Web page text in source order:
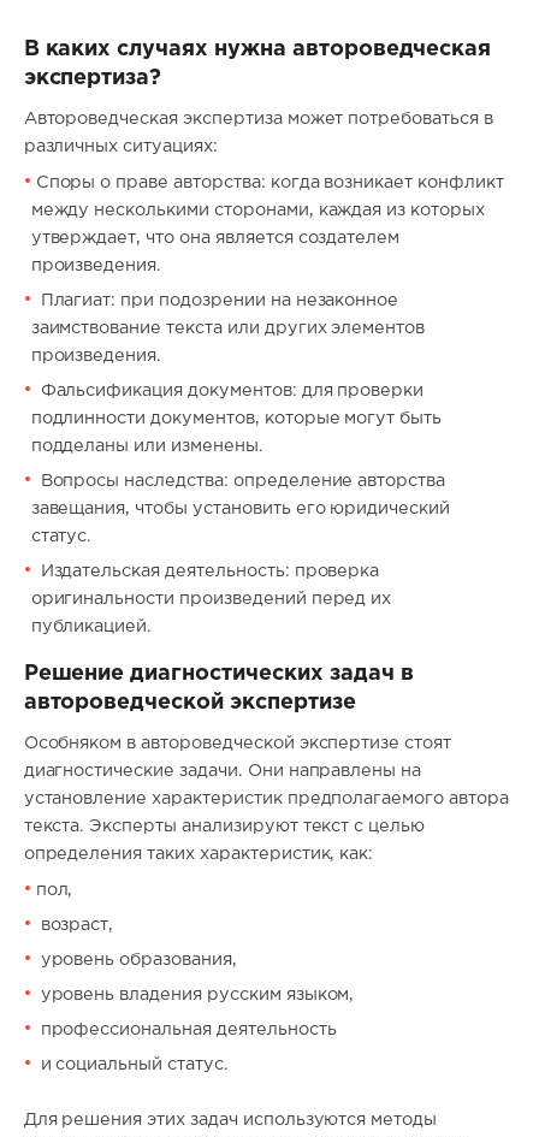
В каких случаях нужна автороведческая
экспертиза?
Автороведческая экспертиза может потребоваться в
различных ситуациях:
Споры о праве авторства: когда возникает конфликт
между несколькими сторонами, каждая из которых
утверждает, что она является создателем
произведения.
Плагиат: при подозрении на незаконное
заимствование текста или других элементов
произведения.
Фальсификация документов: для проверки
подлинности документов, которые могут быть
подделаны или изменены.
Вопросы наследства: определение авторства
завещания, чтобы установить его юридический
статус.
Издательская деятельность: проверка
оригинальности произведений перед их
публикацией.
Решение диагностических задач в
автороведческой экспертизе
Особняком в автороведческой экспертизе стоят
диагностические задачи. Они направлены на
установление характеристик предполагаемого автора
текста. Эксперты анализируют текст с целью
определения таких характеристик, как:
пол,
возраст,
уровень образования,
уровень владения русским языком,
профессиональная деятельность
и социальный статус.
Для решения этих задач используются методы